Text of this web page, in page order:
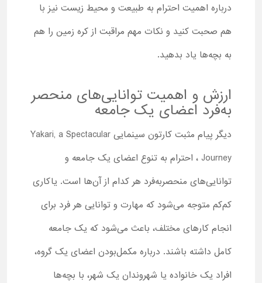
درباره اهمیت احترام به طبیعت و محیط زیست نیز با
هم صحبت کنید و نکات مهم مراقبت از کره زمین را هم
به بچه‌ها یاد بدهید.
ارزش و اهمیت توانایی‌های منحصر
به‌فرد اعضای یک جامعه
دیگر پیام مثبت کارتون سینمایی Yakari, a Spectacular
Journey ، احترام به تنوع اعضای یک جامعه و
توانایی‌های منحصربه‌فرد هر کدام از آن‌ها است. یاکاری
کم‌کم متوجه می‌شود که مهارت و توانایی هر فرد برای
انجام کارهای مختلف، باعث می‌شود که یک جامعه
کامل داشته باشند. درباره مکمل‌بودن اعضای یک گروه،
افراد یک خانواده یا شهروندان یک شهر، با بچه‌ها